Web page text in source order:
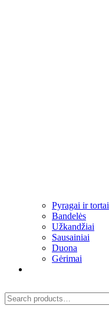
Pyragai ir tortai
Bandelės
Užkandžiai​
Sausainiai
Duona
Gėrimai
for: